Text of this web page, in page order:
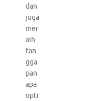
dan
juga
mer
aih
tan
gga
pan
apa
opti